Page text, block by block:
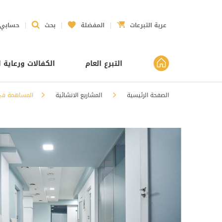
حسابي بحث المفضلة عربة التبرعات
التبرع العام الكفالات ورعاية
الصفحة الرئيسية المشاريع الانشائية المساهمة